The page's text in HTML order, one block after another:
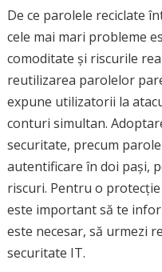
De ce parolele reciclate
cele mai mari probleme
comoditate și riscurile
reutilizarea parolelor
expune utilizatorii la
conturi simultan.
securitate, precum
autentificare în doi pași,
riscuri. Pentru o
este important să te
este necesar, să urmezi
securitate IT.